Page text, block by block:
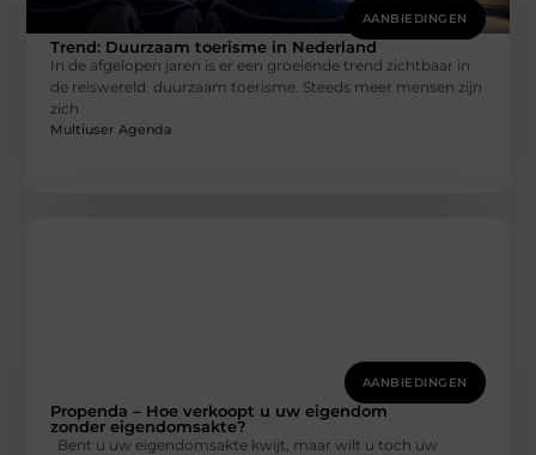
AANBIEDINGEN
Trend: Duurzaam toerisme in Nederland
In de afgelopen jaren is er een groeiende trend zichtbaar in
de reiswereld: duurzaam toerisme. Steeds meer mensen zijn
zich
Multiuser Agenda
AANBIEDINGEN
Propenda – Hoe verkoopt u uw eigendom
zonder eigendomsakte?
Bent u uw eigendomsakte kwijt, maar wilt u toch uw